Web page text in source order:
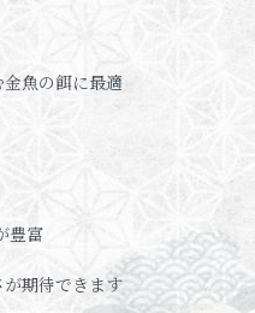
魚の餌に最適
豊富
が期待できます